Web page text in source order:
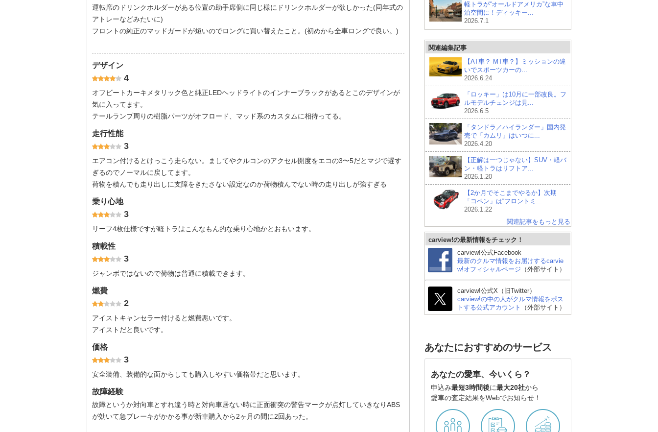
運転席のドリンクホルダーがある位置の助手席側に同じ様にドリンクホルダーが欲しかった(同年式の
アトレーなどみたいに)
フロントの純正のマッドガードが短いのでロングに買い替えたこと。(初めから全車ロングで良い。)
デザイン
4
オフビートカーキメタリック色と純正LEDヘッドライトのインナーブラックがあるとこのデザインが
気に入ってます。
テールランプ周りの樹脂パーツがオフロード、マッド系のカスタムに相待ってる。
走行性能
3
エアコン付けるとけっこう走らない。ましてやクルコンのアクセル開度をエコの3〜5だとマジで遅す
ぎるのでノーマルに戻してます。
荷物を積んでも走り出しに支障をきたさない設定なのか荷物積んでない時の走り出しが強すぎる
乗り心地
3
リーフ4枚仕様ですが軽トラはこんなもん的な乗り心地かとおもいます。
積載性
3
ジャンボではないので荷物は普通に積載できます。
燃費
2
アイストキャンセラー付けると燃費悪いです。
アイストだと良いです。
価格
3
安全装備、装備的な面からしても購入しやすい価格帯だと思います。
故障経験
故障というか対向車とすれ違う時と対向車居ない時に正面衝突の警告マークが点灯していきなりABS
が効いて急ブレーキがかかる事が新車購入から2ヶ月の間に2回あった。
軽トラが“オールドアメリカ”な車中
泊空間に！ディッキー...
2026.7.1
関連編集記事
【AT車？ MT車？】ミッションの違
いでスポーツカーの...
2026.6.24
「ロッキー」は10月に一部改良。フ
ルモデルチェンジは見...
2026.6.5
「タンドラ／ハイランダー」国内発
売で「カムリ」はいつに...
2026.4.20
【正解は一つじゃない】SUV・軽バ
ン・軽トラはリフトア...
2026.1.20
【2か月でそこまでやるか】次期
「コペン」は“フロントミ...
2026.1.22
関連記事をもっと見る
carview!の最新情報をチェック！
carview!公式Facebook
最新のクルマ情報をお届けするcarvie
w!オフィシャルページ （外部サイト）
carview!公式X（旧Twitter）
carview!の中の人がクルマ情報をポス
トする公式アカウント
（外部サイト）
あなたにおすすめのサービス
あなたの愛車、今いくら？
申込み最短3時間後に最大20社から
愛車の査定結果をWebでお知らせ！